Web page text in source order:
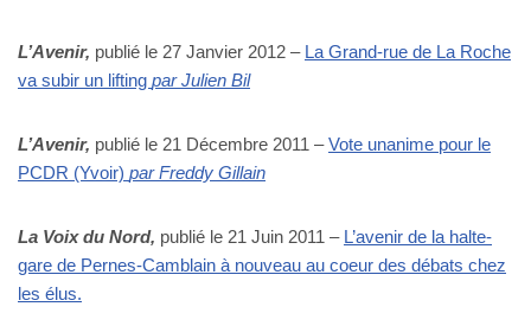
L’Avenir, publié le 27 Janvier 2012 – La Grand-rue de La Roche
va subir un lifting par Julien Bil
L’Avenir, publié le 21 Décembre 2011 –Vote unanime pour le
PCDR (Yvoir) par Freddy Gillain
La Voix du Nord, publié le 21 Juin 2011 – L’avenir de la halte-
gare de Pernes-Camblain à nouveau au coeur des débats chez
les élus.